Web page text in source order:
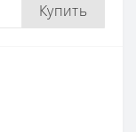
Купить